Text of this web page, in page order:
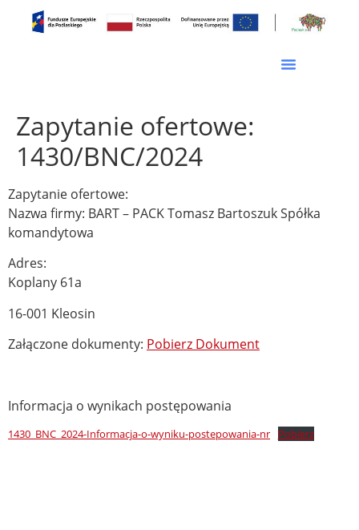
Zapytanie ofertowe:
1430/BNC/2024
Zapytanie ofertowe:
Nazwa firmy: BART – PACK Tomasz Bartoszuk Spółka
komandytowa
Adres:
Koplany 61a
16-001 Kleosin
Załączone dokumenty: Pobierz Dokument
Informacja o wynikach postępowania
1430_BNC_2024-Informacja-o-wyniku-postepowania-nr Pobierz